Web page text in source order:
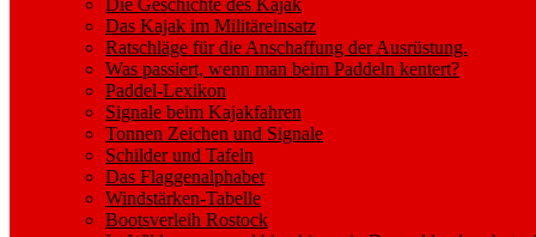
Die Geschichte des Kajak
Das Kajak im Militäreinsatz
Ratschläge für die Anschaffung der Ausrüstung.
Was passiert, wenn man beim Paddeln kentert?
Paddel-Lexikon
Signale beim Kajakfahren
Tonnen Zeichen und Signale
Schilder und Tafeln
Das Flaggenalphabet
Windstärken-Tabelle
Bootsverleih Rostock